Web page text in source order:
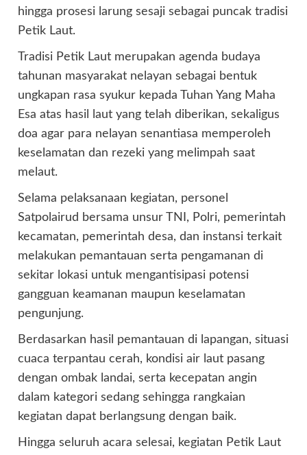
hingga prosesi larung sesaji sebagai puncak tradisi
Petik Laut.
Tradisi Petik Laut merupakan agenda budaya
tahunan masyarakat nelayan sebagai bentuk
ungkapan rasa syukur kepada Tuhan Yang Maha
Esa atas hasil laut yang telah diberikan, sekaligus
doa agar para nelayan senantiasa memperoleh
keselamatan dan rezeki yang melimpah saat
melaut.
Selama pelaksanaan kegiatan, personel
Satpolairud bersama unsur TNI, Polri, pemerintah
kecamatan, pemerintah desa, dan instansi terkait
melakukan pemantauan serta pengamanan di
sekitar lokasi untuk mengantisipasi potensi
gangguan keamanan maupun keselamatan
pengunjung.
Berdasarkan hasil pemantauan di lapangan, situasi
cuaca terpantau cerah, kondisi air laut pasang
dengan ombak landai, serta kecepatan angin
dalam kategori sedang sehingga rangkaian
kegiatan dapat berlangsung dengan baik.
Hingga seluruh acara selesai, kegiatan Petik Laut